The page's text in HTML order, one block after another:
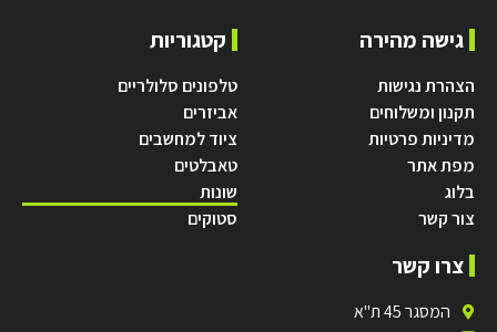
גישה מהירה
הצהרת נגישות
תקנון ומשלוחים
מדיניות פרטיות
מפת אתר
בלוג
צור קשר
קטגוריות
טלפונים סלולריים
אביזרים
ציוד למחשבים
טאבלטים
שונות
סטוקים
צרו קשר
המסגר 45 ת"א